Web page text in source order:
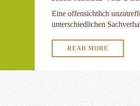
Eine offensichtlich
unterschiedlichen
READ MORE